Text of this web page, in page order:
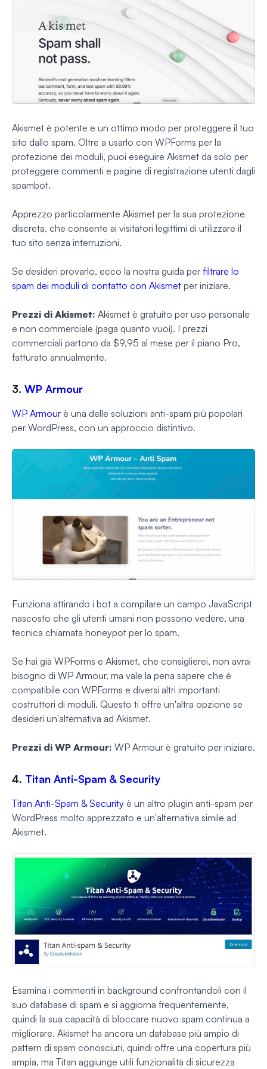
Akismet è potente e un ottimo modo per proteggere il tuo
sito dallo spam. Oltre a usarlo con WPForms per la
protezione dei moduli, puoi eseguire Akismet da solo per
proteggere commenti e pagine di registrazione utenti dagli
spambot.
Apprezzo particolarmente Akismet per la sua protezione
discreta, che consente ai visitatori legittimi di utilizzare il
tuo sito senza interruzioni.
Se desideri provarlo, ecco la nostra guida per filtrare lo
spam dei moduli di contatto con Akismet per iniziare.
Prezzi di Akismet: Akismet è gratuito per uso personale
e non commerciale (paga quanto vuoi). I prezzi
commerciali partono da $9,95 al mese per il piano Pro,
fatturato annualmente.
3. WP Armour
WP Armour è una delle soluzioni anti-spam più popolari
per WordPress, con un approccio distintivo.
Funziona attirando i bot a compilare un campo JavaScript
nascosto che gli utenti umani non possono vedere, una
tecnica chiamata honeypot per lo spam.
Se hai già WPForms e Akismet, che consiglierei, non avrai
bisogno di WP Armour, ma vale la pena sapere che è
compatibile con WPForms e diversi altri importanti
costruttori di moduli. Questo ti offre un'altra opzione se
desideri un'alternativa ad Akismet.
Prezzi di WP Armour: WP Armour è gratuito per iniziare.
4. Titan Anti-Spam & Security
Titan Anti-Spam & Security è un altro plugin anti-spam per
WordPress molto apprezzato e un'alternativa simile ad
Akismet.
Esamina i commenti in background confrontandoli con il
suo database di spam e si aggiorna frequentemente,
quindi la sua capacità di bloccare nuovo spam continua a
migliorare. Akismet ha ancora un database più ampio di
pattern di spam conosciuti, quindi offre una copertura più
ampia, ma Titan aggiunge utili funzionalità di sicurezza